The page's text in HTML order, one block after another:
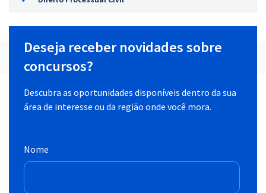
Deseja receber novidades sobre
concursos?
Descubra as oportunidades disponíveis dentro da sua
área de interesse ou da região onde você mora.
Nome